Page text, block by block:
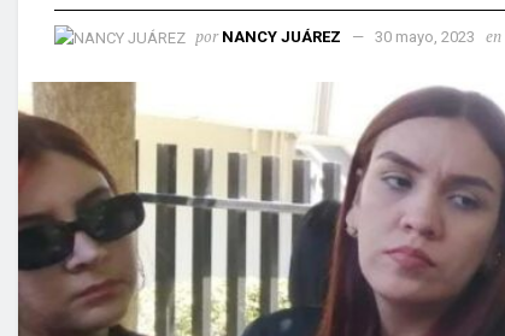
por NANCY JUÁREZ 30 mayo, 2023 en